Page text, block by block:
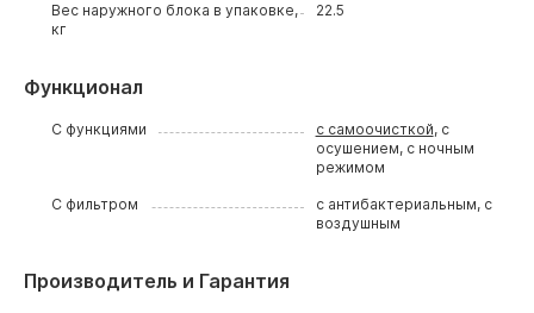
Вес наружного блока в упаковке,
кг
22.5
Функционал
С функциями с самоочисткой, с
осушением, с ночным
режимом
С фильтром
с антибактериальным, с
воздушным
Производитель и Гарантия